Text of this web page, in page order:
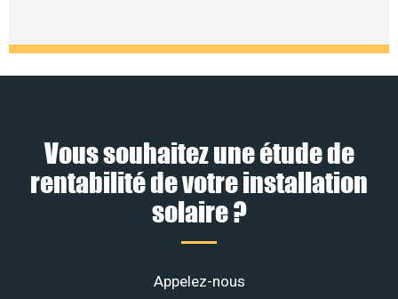
Vous souhaitez une étude de
rentabilité de votre installation
solaire ?
Appelez-nous